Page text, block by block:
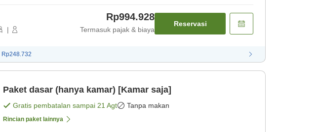
|
Rp994.928
Termasuk pajak & biaya
Reservasi
Rp248.732
Paket dasar (hanya kamar) [Kamar saja]
Gratis pembatalan sampai 21 Agt Tanpa makan
Rincian paket lainnya